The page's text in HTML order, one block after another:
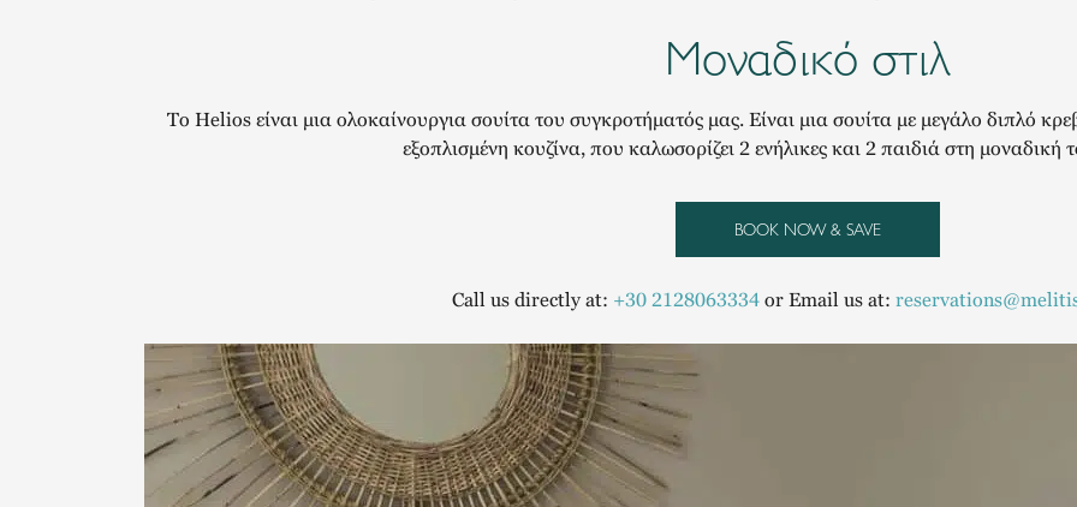
Μοναδικό στιλ
Το Helios είναι μια ολοκαίνουργια σουίτα του συγκροτήματός μας. Είναι μια σουίτα με μεγάλο διπλό
εξοπλισμένη κουζίνα, που καλωσορίζει 2 ενήλικες και 2 παιδιά στη μοναδική
BOOK NOW & SAVE
Call us directly at: +30 2128063334 or Email us at: